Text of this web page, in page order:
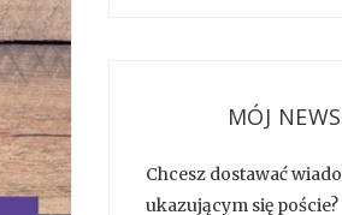
MÓJ
Chcesz dostawać
ukazującym się poście?